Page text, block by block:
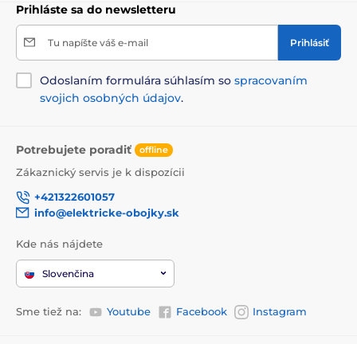
Prihláste sa do newsletteru
Tu napíšte váš e-mail Prihlásiť
Odoslaním formulára súhlasím so spracovaním
svojich osobných údajov.
Potrebujete poradiť offline
Zákaznický servis je k dispozícii
+421322601057
info@elektricke-obojky.sk
Kde nás nájdete
Slovenčina
Sme tiež na: Youtube Facebook Instagram